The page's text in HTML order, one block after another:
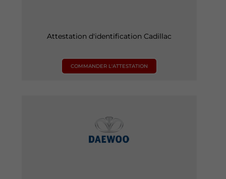
Attestation d'identification Cadillac
COMMANDER L'ATTESTATION